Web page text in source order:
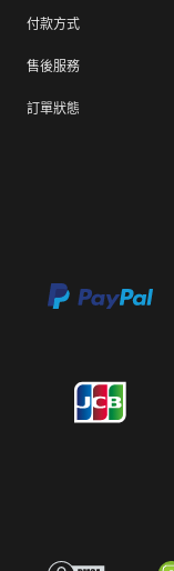
付款方式
售後服務
訂單狀態